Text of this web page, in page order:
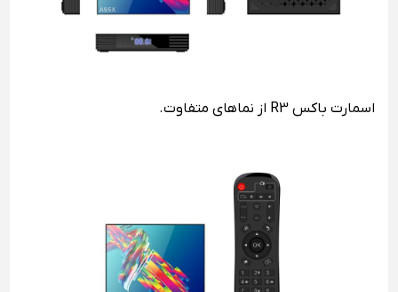
اسمارت باکس R3 از نماهای متفاوت.